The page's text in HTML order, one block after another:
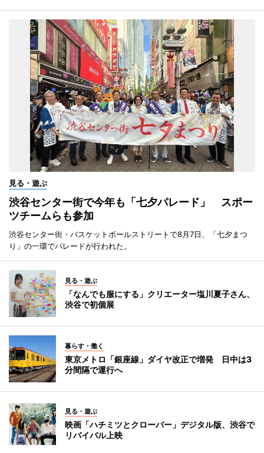
見る・遊ぶ
渋谷センター街で今年も「七夕パレード」 スポー
ツチームらも参加
渋谷センター街・バスケットボールストリートで8月7日、「七夕まつ
り」の一環でパレードが行われた。
見る・遊ぶ
「なんでも服にする」クリエーター塩川夏子さん、
渋谷で初個展
暮らす・働く
東京メトロ「銀座線」ダイヤ改正で増発 日中は3
分間隔で運行へ
見る・遊ぶ
映画「ハチミツとクローバー」デジタル版、渋谷で
リバイバル上映